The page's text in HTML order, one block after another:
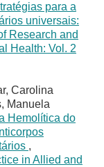
para a
universais:
Research and
Health: Vol. 2
Carolina
Manuela
Hemolítica do
,
in Allied and